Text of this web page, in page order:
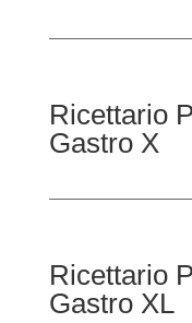
Ricettario
Gastro X
Ricettario
Gastro XL